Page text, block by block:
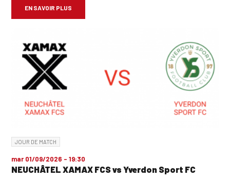
EN SAVOIR PLUS
JOUR DE MATCH
mar 01/09/2026 - 19:30
NEUCHÂTEL XAMAX FCS vs Yverdon Sport FC